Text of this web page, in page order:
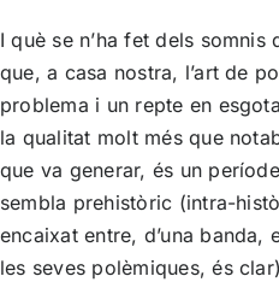
I què se n’ha fet dels somnis
que, a casa nostra, l’art de
problema i un repte en
la qualitat molt més que
que va generar, és un
sembla prehistòric (intra-
encaixat entre, d’una
les seves polèmiques, és